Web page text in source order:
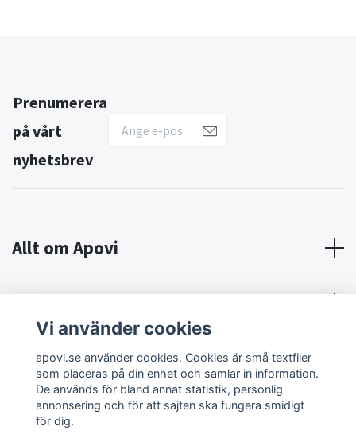
Prenumerera
på vårt
nyhetsbrev
Allt om Apovi
Om Apovi
Sociala medier
Vi använder cookies
apovi.se använder cookies. Cookies är små textfiler
som placeras på din enhet och samlar in information.
De används för bland annat statistik, personlig
annonsering och för att sajten ska fungera smidigt
för dig.